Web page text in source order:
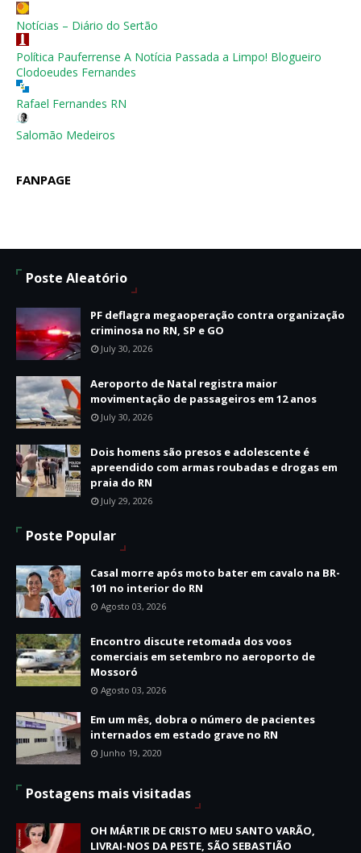
Notícias – Diário do Sertão
Política Pauferrense A Notícia Passada a Limpo! Blogueiro
Clodoeudes Fernandes
Rafael Fernandes RN
Salomão Medeiros
FANPAGE
Poste Aleatório
PF deflagra megaoperação contra organização
criminosa no RN, SP e GO
July 30, 2026
Aeroporto de Natal registra maior
movimentação de passageiros em 12 anos
July 30, 2026
Dois homens são presos e adolescente é
apreendido com armas roubadas e drogas em
praia do RN
July 29, 2026
Poste Popular
Casal morre após moto bater em cavalo na BR-
101 no interior do RN
Agosto 03, 2026
Encontro discute retomada dos voos
comerciais em setembro no aeroporto de
Mossoró
Agosto 03, 2026
Em um mês, dobra o número de pacientes
internados em estado grave no RN
Junho 19, 2020
Postagens mais visitadas
OH MÁRTIR DE CRISTO MEU SANTO VARÃO,
LIVRAI-NOS DA PESTE, SÃO SEBASTIÃO